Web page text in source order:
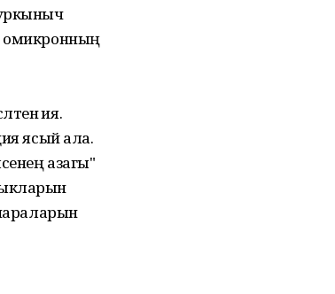
омикронның
ия.
ясый ала.
азагы"